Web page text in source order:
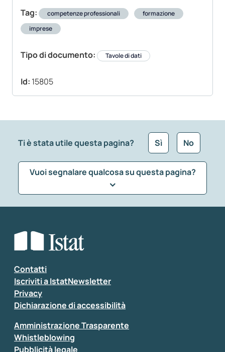
Tag: competenze professionali
formazione
imprese
Tipo di documento: Tavole di dati
Id: 15805
Ti è stata utile questa pagina? Sì No
Vuoi segnalare qualcosa su questa pagina?
Seleziona la tipologia della segnalazione
Inserisci il tuo commento
Contatti
Iscriviti a IstatNewsletter
Privacy
Dichiarazione di accessibilità
Amministrazione Trasparente
Whistleblowing
Pubblicità legale